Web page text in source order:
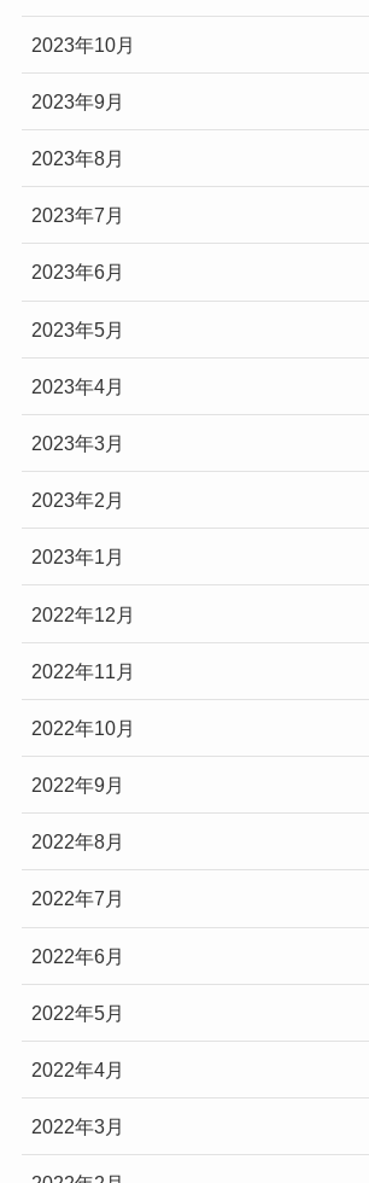
2023年10月
2023年9月
2023年8月
2023年7月
2023年6月
2023年5月
2023年4月
2023年3月
2023年2月
2023年1月
2022年12月
2022年11月
2022年10月
2022年9月
2022年8月
2022年7月
2022年6月
2022年5月
2022年4月
2022年3月